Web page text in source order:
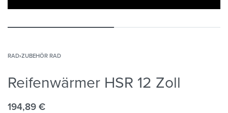
RAD›ZUBEHÖR RAD
Reifenwärmer HSR 12 Zoll
194,89 €